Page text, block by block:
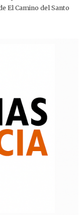
El Camino del Santo